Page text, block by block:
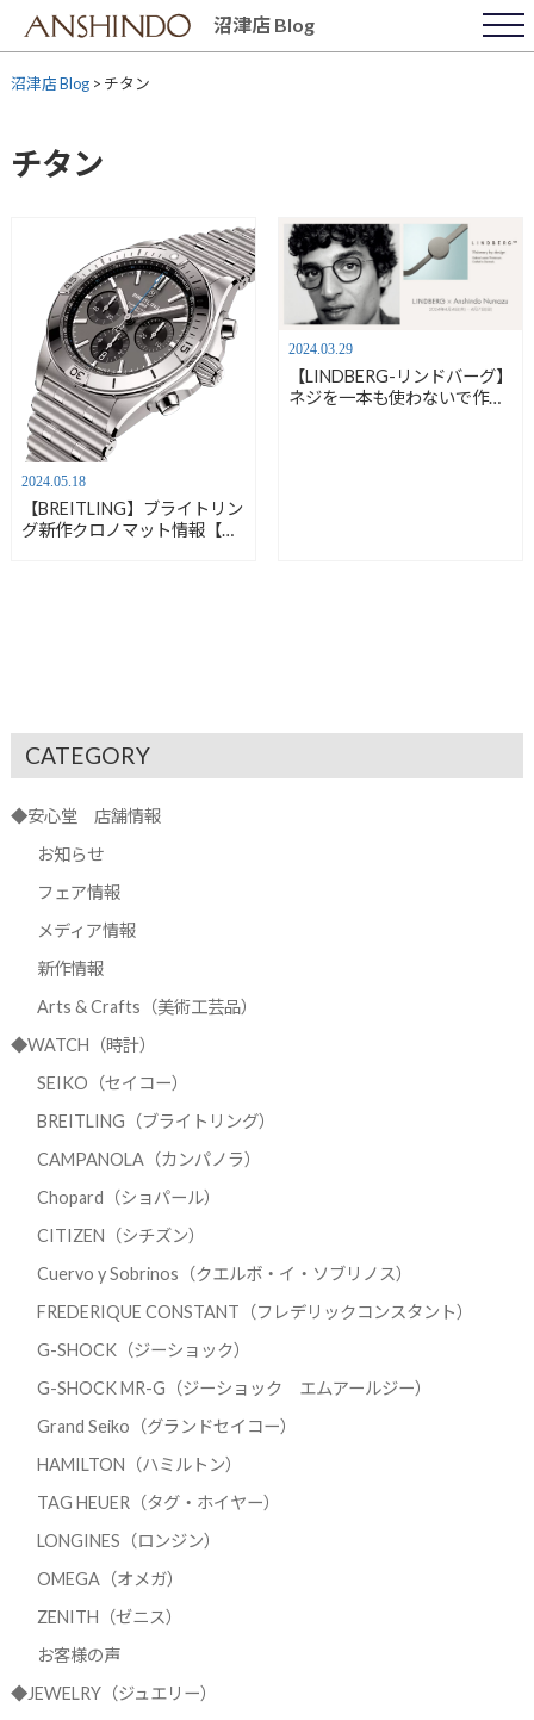
content
沼津店 Blog
沼津店 Blog> チタン
チタン
2024.05.18
【BREITLING】ブライトリン
グ新作クロノマット情報【安
2024.03.29
【LINDBERG-リンドバーグ】
ネジを一本も使わないで作る
CATEGORY
◆安心堂 店舗情報
お知らせ
フェア情報
メディア情報
新作情報
Arts & Crafts（美術工芸品）
◆WATCH（時計）
SEIKO（セイコー）
BREITLING（ブライトリング）
CAMPANOLA（カンパノラ）
Chopard（ショパール）
CITIZEN（シチズン）
Cuervo y Sobrinos（クエルボ・イ・ソブリノス）
FREDERIQUE CONSTANT（フレデリックコンスタント）
G-SHOCK（ジーショック）
G-SHOCK MR-G（ジーショック エムアールジー）
Grand Seiko（グランドセイコー）
HAMILTON（ハミルトン）
TAG HEUER（タグ・ホイヤー）
LONGINES（ロンジン）
OMEGA（オメガ）
ZENITH（ゼニス）
お客様の声
◆JEWELRY（ジュエリー）